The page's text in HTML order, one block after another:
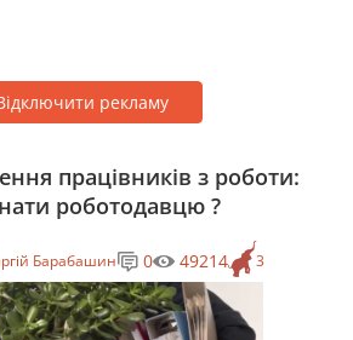
рекламу
працівників з роботи:
роботодавцю ?
Барабашин 3
0 49214